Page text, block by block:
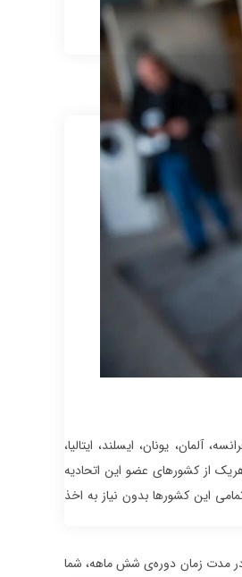
آلمان، یونان، ایسلند، ایتالیا،
از کشورهای عضو این اتحادیه
این کشورها بدون نیاز به اخذ
در مدت زمان دوره‌ی شش ماهه، شما